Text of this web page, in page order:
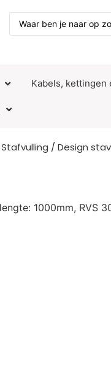
Kabels, kettingen
Stafvulling / Design